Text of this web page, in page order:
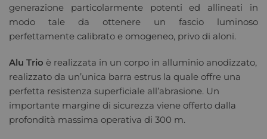
generazione particolarmente potenti ed allineati in
modo tale da ottenere un fascio luminoso
perfettamente calibrato e omogeneo, privo di aloni.
Alu Trio è realizzata in un corpo in alluminio anodizzato,
realizzato da un’unica barra estrus la quale offre una
perfetta resistenza superficiale all’abrasione. Un
importante margine di sicurezza viene offerto dalla
profondità massima operativa di 300 m.